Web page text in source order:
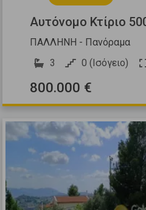
Αυτόνομο Κτίριο
ΠΑΛΛΗΝΗ - Πανόραμα
3
0 (Ισόγειο)
800.000 €